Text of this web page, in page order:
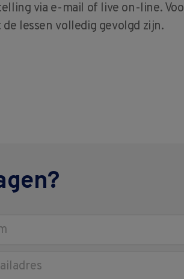
via e-mail of live on-line.
de lessen volledig gevolgd zijn.